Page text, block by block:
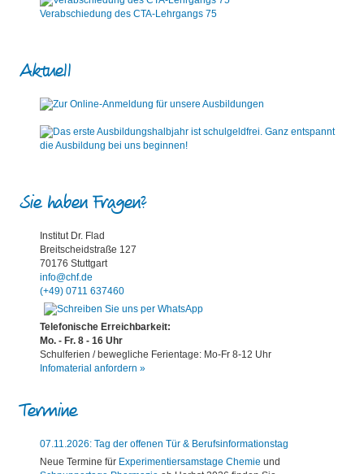
Verabschiedung des CTA-Lehrgangs 75
Aktuell
Sie haben Fragen?
Institut Dr. Flad
Breitscheidstraße 127
70176 Stuttgart
info@chf.de
(+49) 0711 637460
Telefonische Erreichbarkeit:
Mo. - Fr. 8 - 16 Uhr
Schulferien / bewegliche Ferientage: Mo-Fr 8-12 Uhr
Infomaterial anfordern »
Termine
07.11.2026: Tag der offenen Tür & Berufsinformationstag
Neue Termine für Experimentiersamstage Chemie und